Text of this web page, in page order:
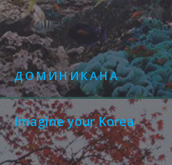
ДОМИНИКАНА
Imagine your Korea